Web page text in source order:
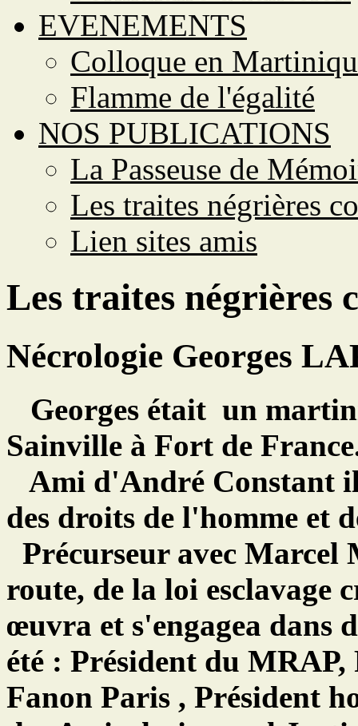
EVENEMENTS
Colloque en
Flamme de l'égalité
NOS PUBLICATIONS
La Passeuse de
Les traites négrières
Lien sites amis
Les traites négrières
Nécrologie Georges
Georges était un
Sainville à Fort de
Ami d'André Constant
des droits de l'homme et
Précurseur avec Marcel
route, de la loi esclavage
œuvra et s'engagea dans
été : Président du
Fanon Paris , Président